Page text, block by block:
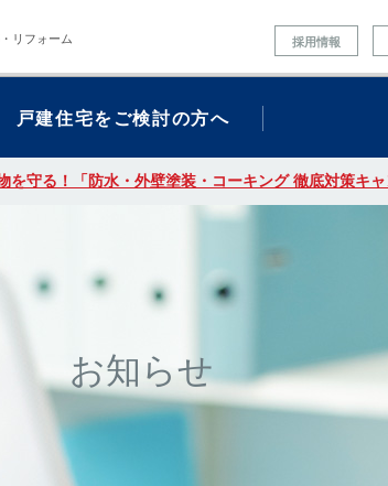
リフォーム 採用情報
戸建住宅をご検討の方へ
を守る！「防水・外壁塗装・コーキング 徹底対策キ
お知らせ